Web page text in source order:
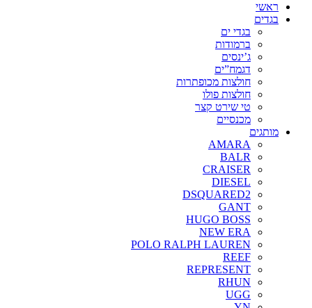
ראשי
בגדים
בגדי ים
ברמודות
ג’ינסים
דגמח”ים
חולצות מכופתרות
חולצות פולו
טי שירט קצר
מכנסיים
מותגים
AMARA
BALR
CRAISER
DIESEL
DSQUARED2
GANT
HUGO BOSS
NEW ERA
POLO RALPH LAUREN
REEF
REPRESENT
RHUN
UGG